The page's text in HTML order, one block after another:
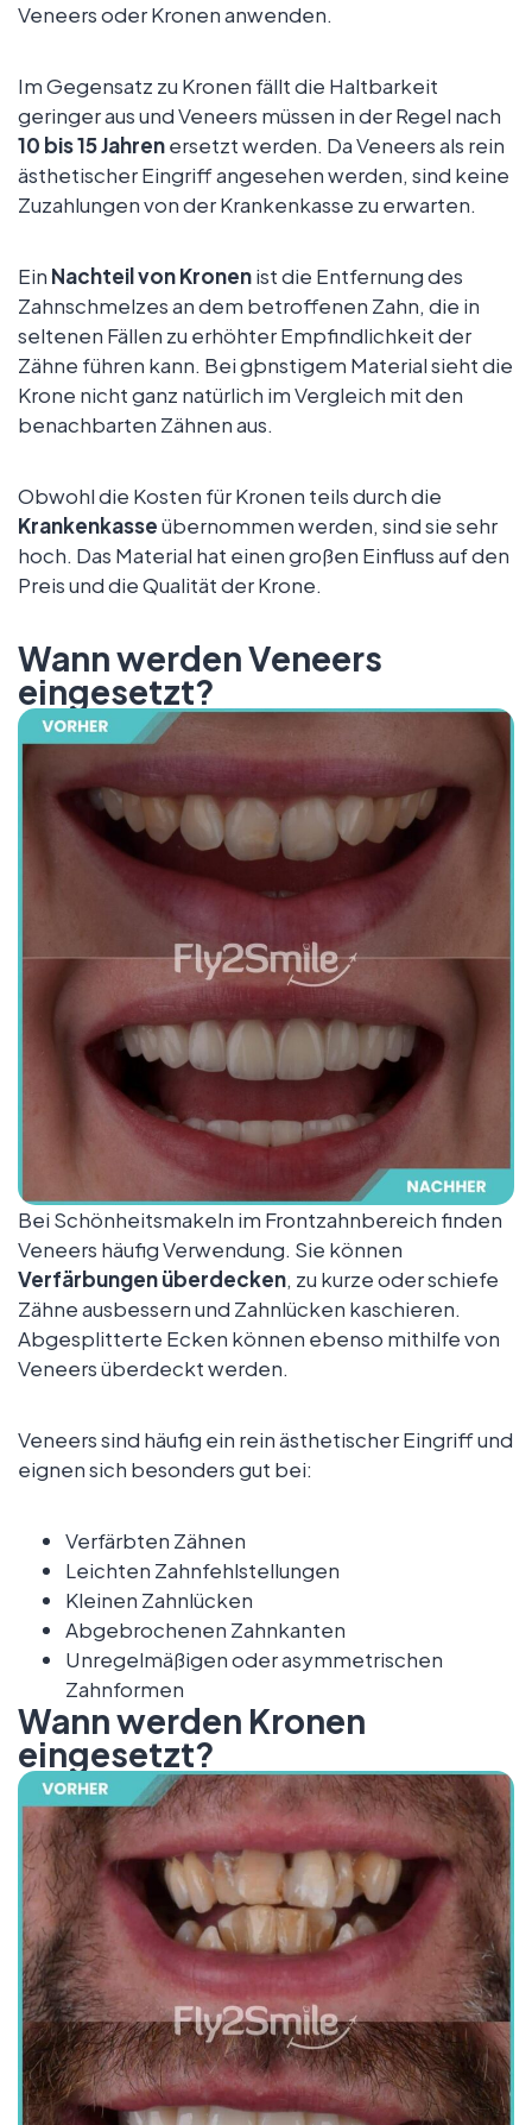
Veneers oder Kronen anwenden.
Im Gegensatz zu Kronen fällt die Haltbarkeit
geringer aus und Veneers müssen in der Regel nach
10 bis 15 Jahrenersetzt werden. Da Veneers als rein
ästhetischer Eingriff angesehen werden, sind keine
Zuzahlungen von der Krankenkasse zu erwarten.
Ein Nachteil von Kronenist die Entfernung des
Zahnschmelzes an dem betroffenen Zahn, die in
seltenen Fällen zu erhöhter Empfindlichkeit der
Zähne führen kann. Bei gþnstigem Material sieht die
Krone nicht ganz natürlich im Vergleich mit den
benachbarten Zähnen aus.
Obwohl die Kosten für Kronen teils durch die
Krankenkasseübernommen werden, sind sie sehr
hoch. Das Material hat einen großen Einfluss auf den
Preis und die Qualität der Krone.
Wann werden Veneers
eingesetzt?
Bei Schönheitsmakeln im Frontzahnbereich finden
Veneers häufig Verwendung. Sie können
Verfärbungen überdecken, zu kurze oder schiefe
Zähne ausbessern und Zahnlücken kaschieren.
Abgesplitterte Ecken können ebenso mithilfe von
Veneers überdeckt werden.
Veneers sind häufig ein rein ästhetischer Eingriff und
eignen sich besonders gut bei:
Verfärbten Zähnen
Leichten Zahnfehlstellungen
Kleinen Zahnlücken
Abgebrochenen Zahnkanten
Unregelmäßigen oder asymmetrischen
Zahnformen
Wann werden Kronen
eingesetzt?